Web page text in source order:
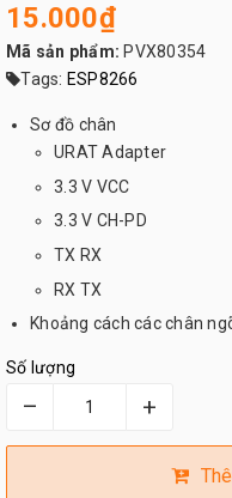
15.000₫
Mã sản phẩm: PVX80354
Tags: ESP8266
Sơ đồ chân
URAT Adapter
3.3 V VCC
3.3 V CH-PD
TX RX
RX TX
Khoảng cách các chân
Số lượng
– +